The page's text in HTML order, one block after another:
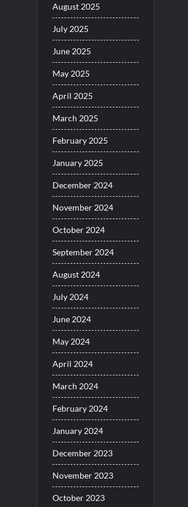
August 2025
July 2025
June 2025
May 2025
April 2025
March 2025
February 2025
January 2025
December 2024
November 2024
October 2024
September 2024
August 2024
July 2024
June 2024
May 2024
April 2024
March 2024
February 2024
January 2024
December 2023
November 2023
October 2023